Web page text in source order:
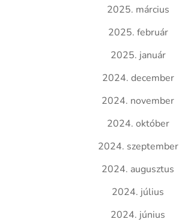
2025. március
2025. február
2025. január
2024. december
2024. november
2024. október
2024. szeptember
2024. augusztus
2024. július
2024. június